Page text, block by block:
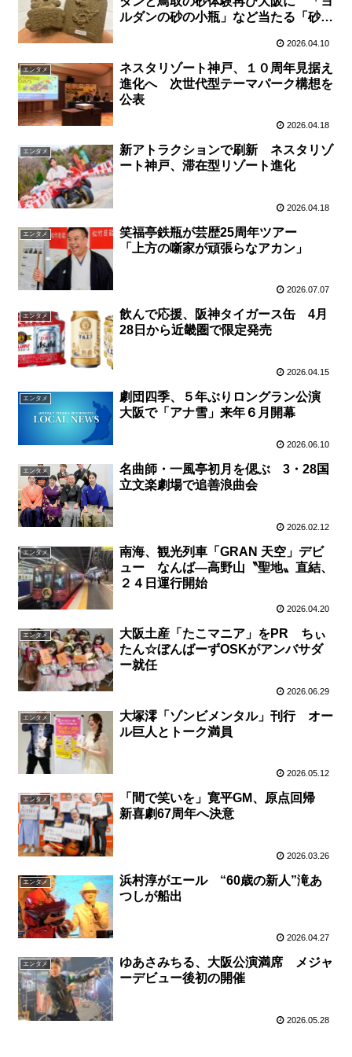
ルダンの砂の小瓶」など当たる「砂ガ
2026.04.10
エンタメ
ネスタリゾート神戸、１０周年見据え
進化へ 次世代型テーマパーク構想を
公表
2026.04.18
エンタメ
新アトラクションで刷新 ネスタリゾ
ート神戸、滞在型リゾート進化
2026.04.18
エンタメ
笑福亭鉄瓶が芸歴25周年ツアー
「上方の噺家が頑張らなアカン」
2026.07.07
エンタメ
飲んで応援、阪神タイガース缶 4月
28日から近畿圏で限定発売
2026.04.15
エンタメ
劇団四季、５年ぶりロングラン公演
大阪で「アナ雪」来年６月開幕
2026.06.10
エンタメ
名曲師・一風亭初月を偲ぶ 3・28国
立文楽劇場で追善浪曲会
2026.02.12
エンタメ
南海、観光列車「GRAN 天空」デビ
ュー なんば―高野山〝聖地〟直結、
２４日運行開始
2026.04.20
エンタメ
大阪土産「たこマニア」をPR ちぃ
たん☆ぼんばーずOSKがアンバサダ
ー就任
2026.06.29
エンタメ
大塚澪「ゾンビメンタル」刊行 オー
ル巨人とトーク満員
2026.05.12
エンタメ
「間で笑いを」寛平GM、原点回帰
新喜劇67周年へ決意
2026.03.26
エンタメ
浜村淳がエール “60歳の新人”滝あ
つしが船出
2026.04.27
エンタメ
ゆあさみちる、大阪公演満席 メジャ
ーデビュー後初の開催
2026.05.28